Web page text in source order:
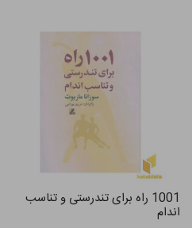
1001 راه برای تندرستی و تناسب
اندام